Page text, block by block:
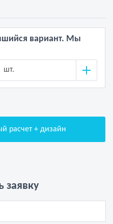
вариант. Мы
шт.
расчет + дизайн
заявку